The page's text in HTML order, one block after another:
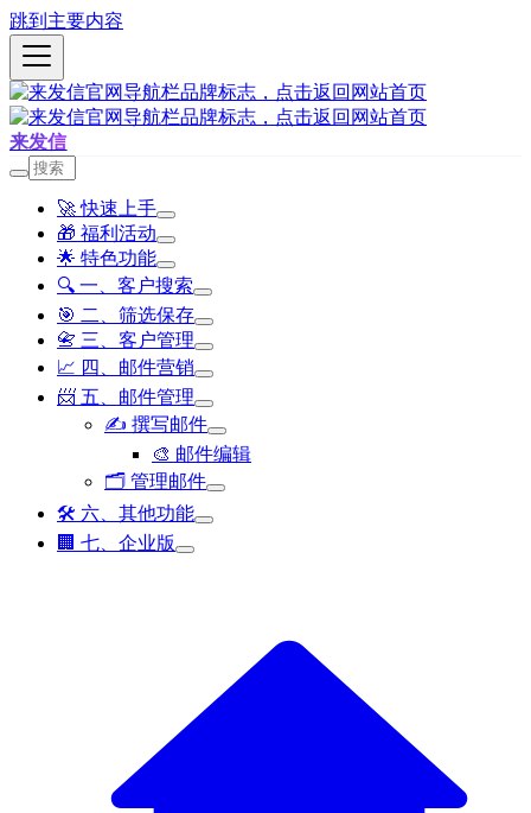
跳到主要内容
来发信
🚀 快速上手
🎁 福利活动
🌟 特色功能
🔍 一、客户搜索
🎯 二、筛选保存
📇 三、客户管理
📈 四、邮件营销
📨 五、邮件管理
✍️ 撰写邮件
🎨 邮件编辑
🗂️ 管理邮件
🛠️ 六、其他功能
🏢 七、企业版